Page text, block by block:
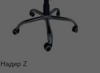
Надир Z